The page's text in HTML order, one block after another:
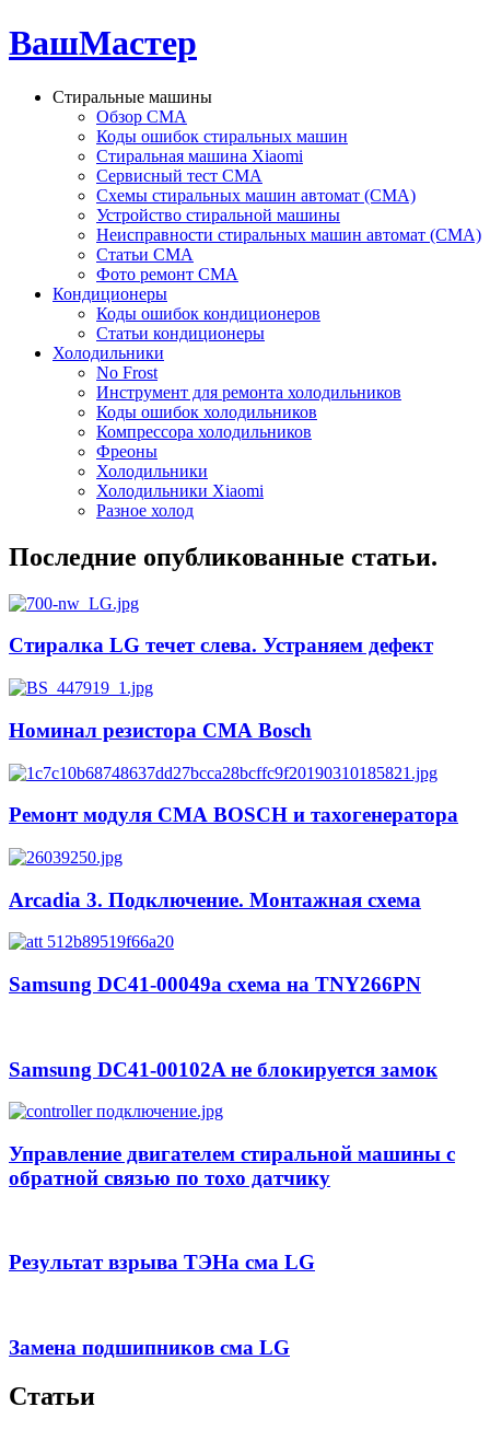
ВашМастер
Стиральные машины
Обзор СМА
Коды ошибок стиральных машин
Стиральная машина Xiaomi
Сервисный тест СМА
Схемы стиральных машин автомат (СМА)
Устройство стиральной машины
Неисправности стиральных машин автомат (СМА)
Статьи СМА
Фото ремонт СМА
Кондиционеры
Коды ошибок кондиционеров
Статьи кондиционеры
Холодильники
No Frost
Инструмент для ремонта холодильников
Коды ошибок холодильников
Компрессора холодильников
Фреоны
Холодильники
Холодильники Xiaomi
Разное холод
Последние опубликованные статьи.
Стиралка LG течет слева. Устраняем дефект
Номинал резистора СМА Bosch
Ремонт модуля СМА BOSCH и тахогенератора
Arcadia 3. Подключение. Монтажная схема
Samsung DC41-00049a схема на TNY266PN
Samsung DC41-00102A не блокируется замок
Управление двигателем стиральной машины с
обратной связью по тохо датчику
Результат взрыва ТЭНа сма LG
Замена подшипников сма LG
Статьи